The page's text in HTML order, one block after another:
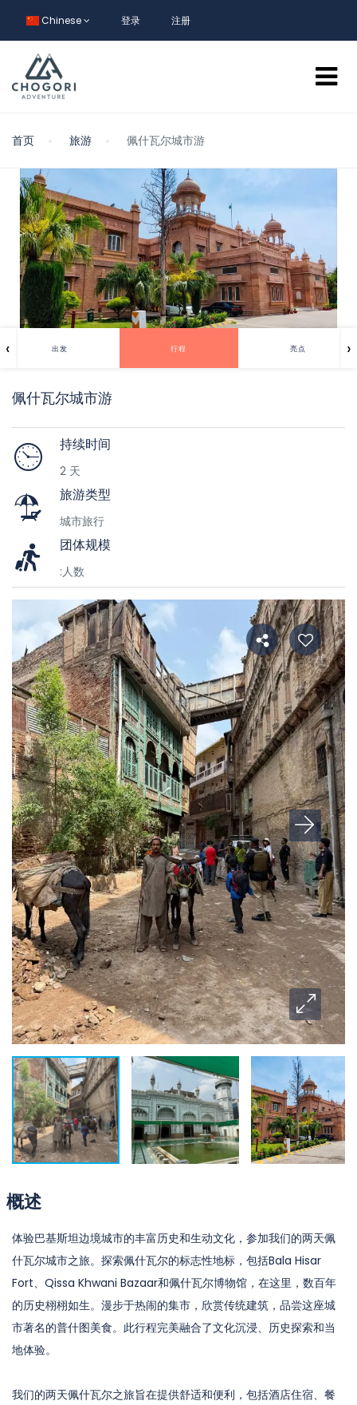
Chinese 登录 注册
首页 旅游 佩什瓦尔城市游
出发 行程 亮点
‹ ›
佩什瓦尔城市游
持续时间
2 天
旅游类型
城市旅行
团体规模
:人数
概述
体验巴基斯坦边境城市的丰富历史和生动文化，参加我们的两天佩
什瓦尔城市之旅。探索佩什瓦尔的标志性地标，包括Bala Hisar
Fort、Qissa Khwani Bazaar和佩什瓦尔博物馆，在这里，数百年
的历史栩栩如生。漫步于热闹的集市，欣赏传统建筑，品尝这座城
市著名的普什图美食。此行程完美融合了文化沉浸、历史探索和当
地体验。
我们的两天佩什瓦尔之旅旨在提供舒适和便利，包括酒店住宿、餐